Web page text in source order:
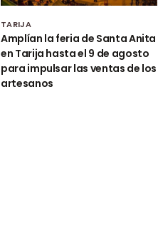
TARIJA
Amplían la feria de Santa Anita
en Tarija hasta el 9 de agosto
para impulsar las ventas de los
artesanos